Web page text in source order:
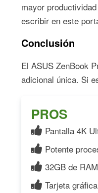
mayor
escribir en este
Conclusión
El ASUS ZenBook
adicional única. Si
PROS
Pantalla 4K
Potente
32GB de
Tarjeta